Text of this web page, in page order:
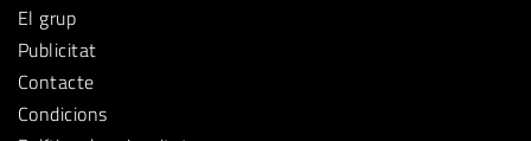
El grup
Publicitat
Contacte
Condicions